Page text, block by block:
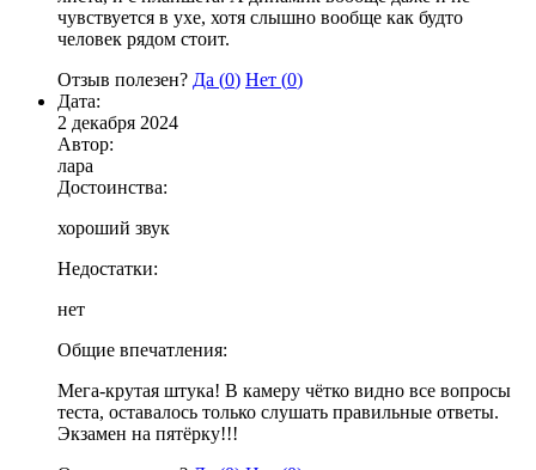
чувствуется в ухе, хотя слышно вообще как будто
человек рядом стоит.
Отзыв полезен? Да (0) Нет (0)
Дата:
2 декабря 2024
Автор:
лара
Достоинства:
хороший звук
Недостатки:
нет
Общие впечатления:
Мега-крутая штука! В камеру чётко видно все вопросы
теста, оставалось только слушать правильные ответы.
Экзамен на пятёрку!!!